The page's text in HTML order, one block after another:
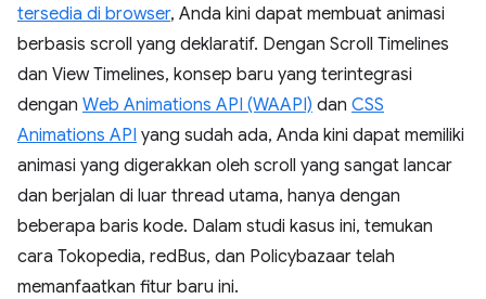
tersedia di browser, Anda kini dapat membuat animasi
berbasis scroll yang deklaratif. Dengan Scroll Timelines
dan View Timelines, konsep baru yang terintegrasi
dengan Web Animations API (WAAPI) dan CSS
Animations API yang sudah ada, Anda kini dapat memiliki
animasi yang digerakkan oleh scroll yang sangat lancar
dan berjalan di luar thread utama, hanya dengan
beberapa baris kode. Dalam studi kasus ini, temukan
cara Tokopedia, redBus, dan Policybazaar telah
memanfaatkan fitur baru ini.